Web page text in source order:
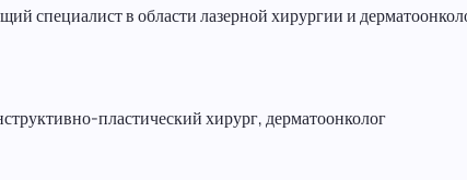
специалист в области лазерной хирургии и
пластический хирург, дерматоонколог